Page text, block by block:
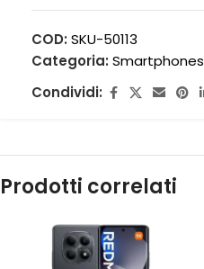
COD: SKU-50113
Categoria: Smartphones
Condividi:
Prodotti correlati